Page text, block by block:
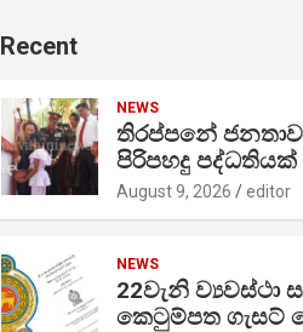
Recent
NEWS
තිරප්පනේ
පිරිපහදු පද්ධතියක්
August 9, 2026 editor
NEWS
22වැනි
කෙටුම්පත ගැසට්